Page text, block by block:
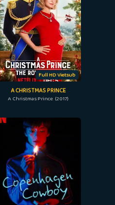
Full HD Vietsub
A CHRISTMAS PRINCE
A Christmas Prince (2017)